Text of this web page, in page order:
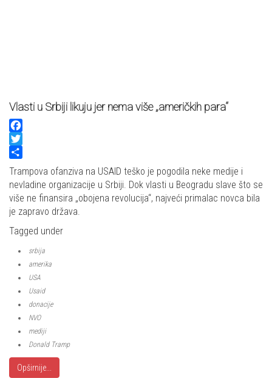
Vlasti u Srbiji likuju jer nema više „američkih para“
Facebook
Twitter
Share
Trampova ofanziva na USAID teško je pogodila neke medije i
nevladine organizacije u Srbiji. Dok vlasti u Beogradu slave što se
više ne finansira „obojena revolucija“, najveći primalac novca bila
je zapravo država.
Tagged under
srbija
amerika
USA
Usaid
donacije
NVO
mediji
Donald Tramp
Opširnije...